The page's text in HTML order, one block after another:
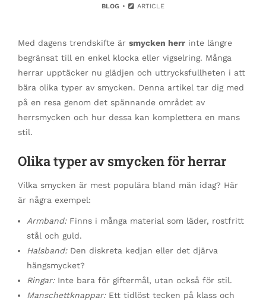
BLOG ARTICLE
Med dagens trendskifte är smycken herr inte längre
begränsat till en enkel klocka eller vigselring. Många
herrar upptäcker nu glädjen och uttrycksfullheten i att
bära olika typer av smycken. Denna artikel tar dig med
på en resa genom det spännande området av
herrsmycken och hur dessa kan komplettera en mans
stil.
Olika typer av smycken för herrar
Vilka smycken är mest populära bland män idag? Här
är några exempel:
Armband:Finns i många material som läder, rostfritt
stål och guld.
Halsband:Den diskreta kedjan eller det djärva
hängsmycket?
Ringar:Inte bara för giftermål, utan också för stil.
Manschettknappar:Ett tidlöst tecken på klass och